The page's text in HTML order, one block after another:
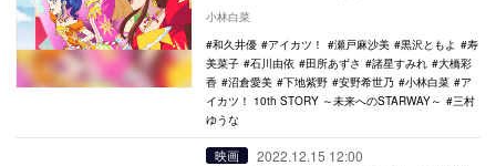
小林白菜
和久井優
アイカツ！ 瀬戸麻沙美 黒沢ともよ
寿
美菜子
石川由依 田所あずさ 諸星すみれ
大橋彩
香
沼倉愛美 下地紫野 安野希世乃 小林白菜
ア
イカツ！ 10th STORY ～未来へのSTARWAY～
三村
ゆうな
映画 2022.12.15 12:00